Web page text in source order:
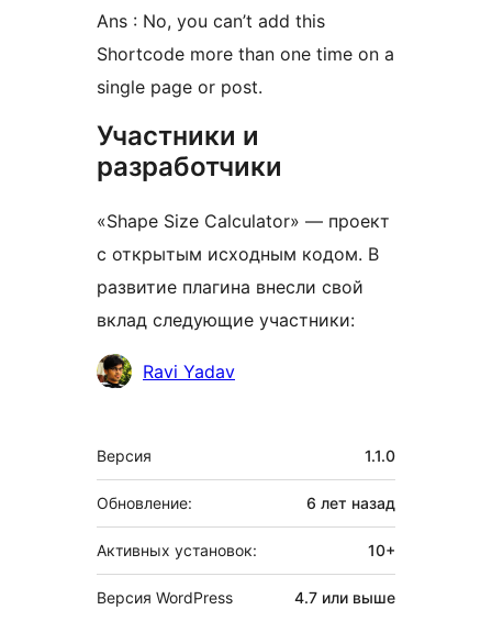
Ans : No, you can’t add this
Shortcode more than one time on a
single page or post.
Участники и
разработчики
«Shape Size Calculator» — проект
с открытым исходным кодом. В
развитие плагина внесли свой
вклад следующие участники:
УчастникиRavi Yadav
Мета
Версия 1.1.0
Обновление: 6 лет назад
Активных установок: 10+
Версия WordPress 4.7 или выше